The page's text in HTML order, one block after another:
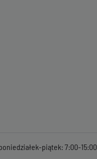
piątek: 7:00-15:00